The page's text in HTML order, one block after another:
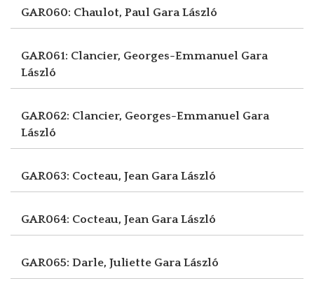
GAR060: Chaulot, Paul Gara László
GAR061: Clancier, Georges-Emmanuel Gara
László
GAR062: Clancier, Georges-Emmanuel Gara
László
GAR063: Cocteau, Jean Gara László
GAR064: Cocteau, Jean Gara László
GAR065: Darle, Juliette Gara László